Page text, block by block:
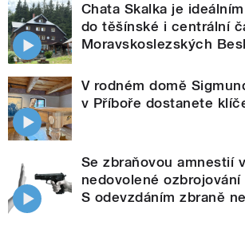
Chata Skalka je
do těšínské i centrální
Moravskoslezských
V rodném domě
v Příboře dostanete
Se zbraňovou amnestií
nedovolené ozbrojování
S odevzdáním zbraně